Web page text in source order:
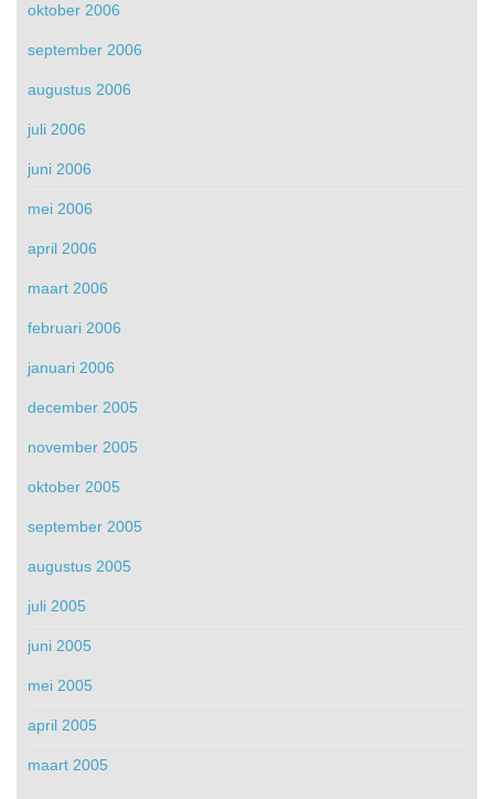
oktober 2006
september 2006
augustus 2006
juli 2006
juni 2006
mei 2006
april 2006
maart 2006
februari 2006
januari 2006
december 2005
november 2005
oktober 2005
september 2005
augustus 2005
juli 2005
juni 2005
mei 2005
april 2005
maart 2005